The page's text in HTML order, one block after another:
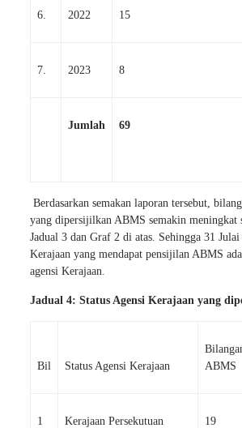
6. 2022 15
7. 2023 8
Jumlah 69
Berdasarkan semakan laporan tersebut,
yang dipersijilkan ABMS semakin meningkat
Jadual 3 dan Graf 2 di atas. Sehingga 31
Kerajaan yang mendapat pensijilan ABMS
agensi Kerajaan.
Jadual 4: Status Agensi Kerajaan yang
Bil Status Agensi Kerajaan
ABMS
1 Kerajaan Persekutuan 19